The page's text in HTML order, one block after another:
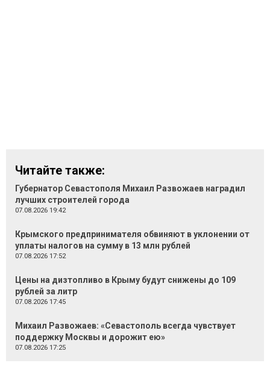
Читайте также:
Губернатор Севастополя Михаил Развожаев наградил
лучших строителей города
07.08.2026 19:42
Крымского предпринимателя обвиняют в уклонении от
уплаты налогов на сумму в 13 млн рублей
07.08.2026 17:52
Цены на дизтопливо в Крыму будут снижены до 109
рублей за литр
07.08.2026 17:45
Михаил Развожаев: «Севастополь всегда чувствует
поддержку Москвы и дорожит ею»
07.08.2026 17:25